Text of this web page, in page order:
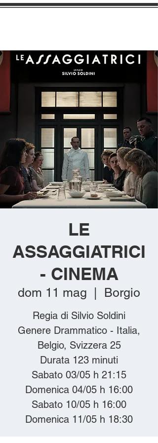
LE
ASSAGGIATRICI
- CINEMA
dom 11 mag Borgio
Regia di Silvio Soldini
Genere Drammatico - Italia,
Belgio, Svizzera 25
Durata 123 minuti
Sabato 03/05 h 21:15
Domenica 04/05 h 16:00
Sabato 10/05 h 16:00
Domenica 11/05 h 18:30